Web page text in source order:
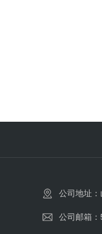
公司地址
公司邮箱